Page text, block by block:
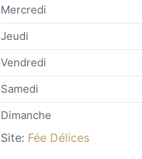
Mercredi
Jeudi
Vendredi
Samedi
Dimanche
Site: Fée Délices